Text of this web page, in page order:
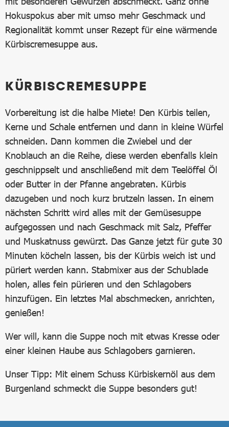
Hokuspokus aber mit umso mehr Geschmack und
Regionalität kommt unser Rezept für eine wärmende
Kürbiscremesuppe aus.
KÜRBISCREMESUPPE
Vorbereitung ist die halbe Miete! Den Kürbis teilen,
Kerne und Schale entfernen und dann in kleine Würfel
schneiden. Dann kommen die Zwiebel und der
Knoblauch an die Reihe, diese werden ebenfalls klein
geschnippselt und anschließend mit dem Teelöffel Öl
oder Butter in der Pfanne angebraten. Kürbis
dazugeben und noch kurz brutzeln lassen. In einem
nächsten Schritt wird alles mit der Gemüsesuppe
aufgegossen und nach Geschmack mit Salz, Pfeffer
und Muskatnuss gewürzt. Das Ganze jetzt für gute 30
Minuten köcheln lassen, bis der Kürbis weich ist und
püriert werden kann. Stabmixer aus der Schublade
holen, alles fein pürieren und den Schlagobers
hinzufügen. Ein letztes Mal abschmecken, anrichten,
genießen!
Wer will, kann die Suppe noch mit etwas Kresse oder
einer kleinen Haube aus Schlagobers garnieren.
Unser Tipp: Mit einem Schuss Kürbiskernöl aus dem
Burgenland schmeckt die Suppe besonders gut!